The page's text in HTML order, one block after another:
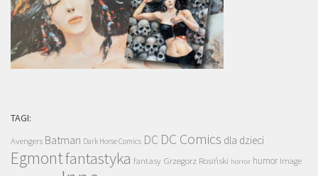
TAGI:
Avengers Batman Dark Horse Comics DC DC Comics dla dzieci
Egmontfantastyka fantasy Grzegorz Rosiński horror humor Image